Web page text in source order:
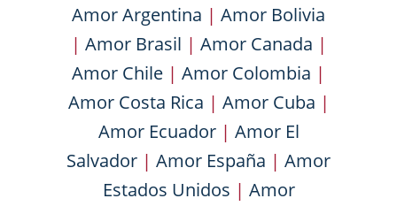
Amor Argentina | Amor Bolivia
| Amor Brasil | Amor Canada |
Amor Chile | Amor Colombia |
Amor Costa Rica | Amor Cuba |
Amor Ecuador| Amor El
Salvador | Amor España | Amor
Estados Unidos | Amor